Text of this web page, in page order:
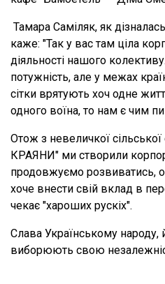
Тамара Саміляк, як
каже: "Так у вас там ціла
діяльності нашого
потужність, але у межах
сітки врятують хоч одне
одного воїна, то нам є чим
Отож з невеличкої сільської
КРАЯНИ" ми створили
продовжуємо розвиватись,
хоче внести свій вклад в
чекає "хароших рускіх".
Слава Українському народу,
виборюють свою